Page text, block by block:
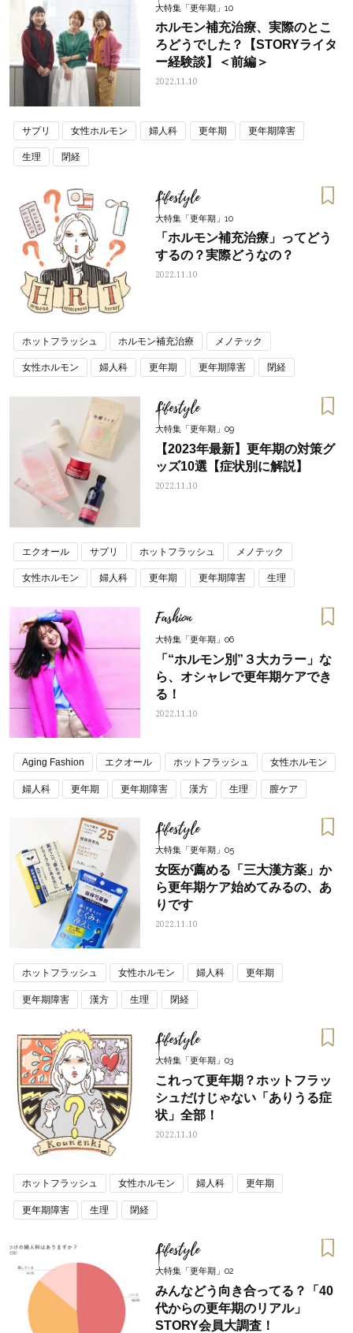
大特集「更年期」10
ホルモン補充治療、実際のとこ
ろどうでした？【STORYライタ
ー経験談】＜前編＞
2022.11.10
サプリ 女性ホルモン 婦人科 更年期 更年期障害
生理 閉経
Lifestyle
大特集「更年期」10
「ホルモン補充治療」ってどう
するの？実際どうなの？
2022.11.10
ホットフラッシュ ホルモン補充治療 メノテック
女性ホルモン 婦人科 更年期 更年期障害 閉経
Lifestyle
大特集「更年期」09
【2023年最新】更年期の対策グ
ッズ10選【症状別に解説】
2022.11.10
エクオール サプリ ホットフラッシュ メノテック
女性ホルモン 婦人科 更年期 更年期障害 生理
膣ケア 閉経
Fashion
大特集「更年期」06
「“ホルモン別”３大カラー」な
ら、オシャレで更年期ケアでき
る！
2022.11.10
Aging Fashion エクオール ホットフラッシュ 女性ホルモン
婦人科 更年期 更年期障害 漢方 生理 膣ケア
Lifestyle
大特集「更年期」05
女医が薦める「三大漢方薬」か
ら更年期ケア始めてみるの、あ
りです
2022.11.10
ホットフラッシュ 女性ホルモン 婦人科 更年期
更年期障害 漢方 生理 閉経
Lifestyle
大特集「更年期」03
これって更年期？ホットフラッ
シュだけじゃない「ありうる症
状」全部！
2022.11.10
ホットフラッシュ 女性ホルモン 婦人科 更年期
更年期障害 生理 閉経
Lifestyle
大特集「更年期」02
みんなどう向き合ってる？「40
代からの更年期のリアル」
STORY会員大調査！